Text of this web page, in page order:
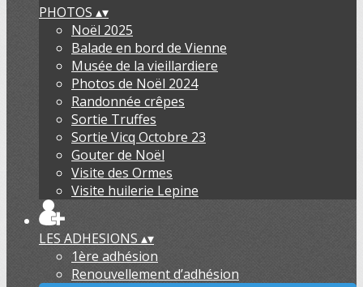
PHOTOS ▴▾
Noël 2025
Balade en bord de Vienne
Musée de la vieillardiere
Photos de Noël 2024
Randonnée crêpes
Sortie Truffes
Sortie Vicq Octobre 23
Gouter de Noël
Visite des Ormes
Visite huilerie Lepine
LES ADHESIONS ▴▾
1ère adhésion
Renouvellement d’adhésion